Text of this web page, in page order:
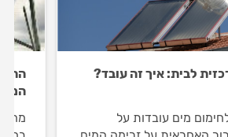
לבית: איך זה עובד?
מים עובדות על